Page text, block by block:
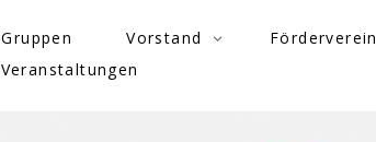
Gruppen Vorstand Förderverein
Veranstaltungen